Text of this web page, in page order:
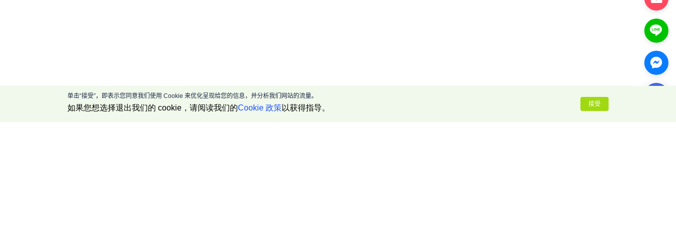
单击“接受”，即表示您同意我们使用 Cookie 来优化呈现给您的信息，并分析我们网站的流量。
如果您想选择退出我们的 cookie，请阅读我们的Cookie 政策以获得指导。 接受